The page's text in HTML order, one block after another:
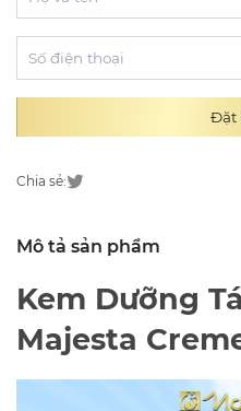
Đặt
Chia sẻ:
Mô tả sản phẩm
Kem Dưỡng
Majesta